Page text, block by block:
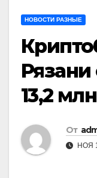
НОВОСТИ РАЗНЫЕ
Рязани
13,2
От
НОЯ